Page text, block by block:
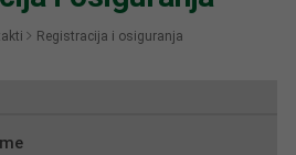
Registracija i osiguranja